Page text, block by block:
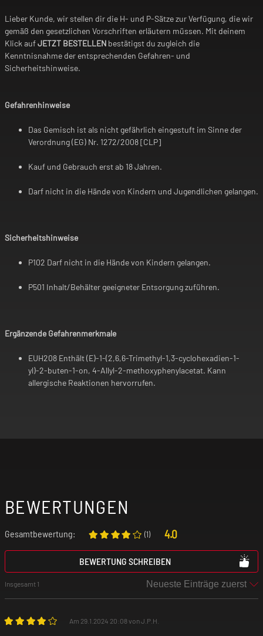
Lieber Kunde, wir stellen dir die H- und P-Sätze zur Verfügung, die wir
gemäß den gesetzlichen Vorschriften erläutern müssen. Mit deinem
Klick aufJETZT BESTELLEN bestätigst du zugleich die
Kenntnisnahme der entsprechenden Gefahren- und
Sicherheitshinweise.
Gefahrenhinweise
Das Gemisch ist als nicht gefährlich eingestuft im Sinne der
Verordnung (EG) Nr. 1272/2008 [CLP]
Kauf und Gebrauch erst ab 18 Jahren.
Darf nicht in die Hände von Kindern und Jugendlichen gelangen.
Sicherheitshinweise
P102 Darf nicht in die Hände von Kindern gelangen.
P501 Inhalt/Behälter geeigneter Entsorgung zuführen.
Ergänzende Gefahrenmerkmale
EUH208 Enthält (E)-1-(2,6,6-Trimethyl-1,3-cyclohexadien-1-
yl)-2-buten-1-on, 4-Allyl-2-methoxyphenylacetat. Kann
allergische Reaktionen hervorrufen.
BEWERTUNGEN
Gesamtbewertung: (1) 4.0
BEWERTUNG SCHREIBEN
Insgesamt 1
Am 29.1.2024 20:08 von J.P.H.